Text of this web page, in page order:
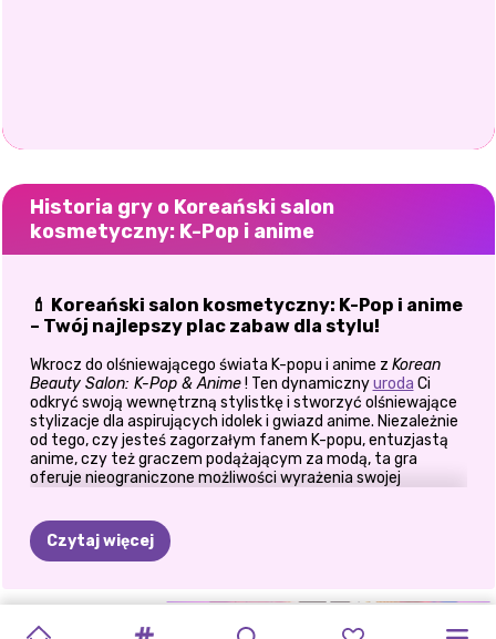
Historia gry o Koreański salon
kosmetyczny: K-Pop i anime
💄 Koreański salon kosmetyczny: K-Pop i anime
– Twój najlepszy plac zabaw dla stylu!
Wkrocz do olśniewającego świata K-popu i anime z Korean
Beauty Salon: K-Pop & Anime! Ten dynamicznyuroda Ci
odkryć swoją wewnętrzną stylistkę i stworzyć olśniewające
stylizacje dla aspirujących idolek i gwiazd anime. Niezależnie
od tego, czy jesteś zagorzałym fanem K-popu, entuzjastą
anime, czy też graczem podążającym za modą, ta gra
oferuje nieograniczone możliwości wyrażenia swojej
Jak grać w„Koreański salon piękności”: K-pop i
anime
Rozpocznij swoją przygodę ze stylizacją, wybierając modelkę
Czytaj więcej
FANKI
NASTOLETNIA K-POPOWE
ZNANI CELEBRYCI: CELEBRYTKA